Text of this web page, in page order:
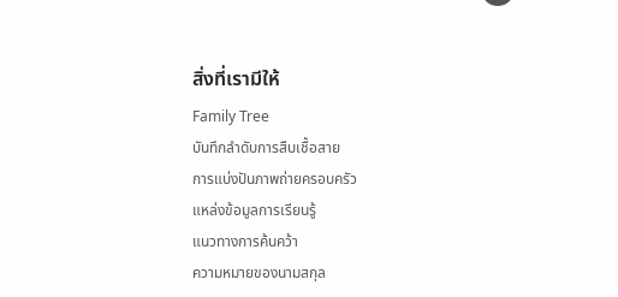
สิ่งที่เรามีให้
Family Tree
บันทึกลำดับการสืบเชื้อสาย
การแบ่งปันภาพถ่ายครอบครัว
แหล่งข้อมูลการเรียนรู้
แนวทางการค้นคว้า
ความหมายของนามสกุล